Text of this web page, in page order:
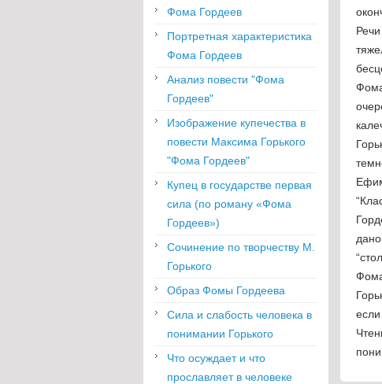
Фома Гордеев
Портретная характеристика
Фома Гордеев
Анализ повести "Фома
Гордеев"
Изображение купечества в
повести Максима Горького
"Фома Гордеев"
Купец в государстве первая
сила (по роману «Фома
Гордеев»)
Сочинение по творчеству М.
Горького
Образ Фомы Гордеева
Сила и слабость человека в
понимании Горького
Что осуждает и что
прославляет в человеке